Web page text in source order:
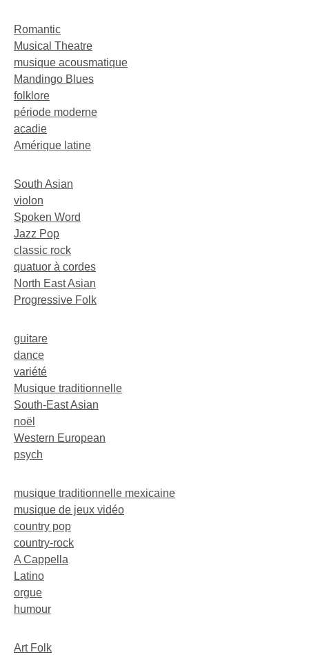
Romantic
Musical Theatre
musique acousmatique
Mandingo Blues
folklore
période moderne
acadie
Amérique latine
South Asian
violon
Spoken Word
Jazz Pop
classic rock
quatuor à cordes
North East Asian
Progressive Folk
guitare
dance
variété
Musique traditionnelle
South-East Asian
noël
Western European
psych
musique traditionnelle mexicaine
musique de jeux vidéo
country pop
country-rock
A Cappella
Latino
orgue
humour
Art Folk